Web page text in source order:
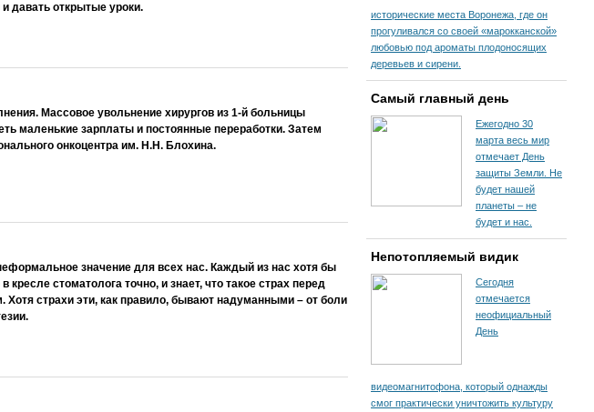
и давать открытые уроки.
Массовое увольнение хирургов из 1-й больницы
маленькие зарплаты и постоянные переработки. Затем
онкоцентра им. Н.Н. Блохина.
значение для всех нас. Каждый из нас хотя бы
стоматолога точно, и знает, что такое страх перед
страхи эти, как правило, бывают надуманными – от боли
исторические места Воронежа, где он
прогуливался со своей «марокканской»
любовью под ароматы плодоносящих
деревьев и сирени.
Самый главный день
Ежегодно 30
марта весь мир
отмечает День
защиты Земли. Не
будет нашей
планеты – не
будет и нас.
Непотопляемый видик
Сегодня
отмечается
неофициальный
День
видеомагнитофона, который однажды
смог практически уничтожить культуру